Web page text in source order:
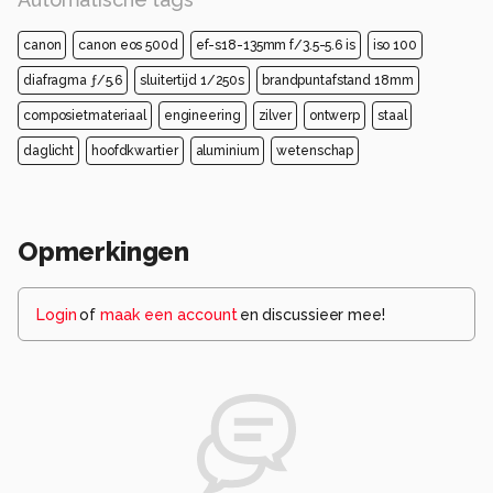
canon canon eos 500d ef-s18-135mm f/3.5-5.6 is iso 100
diafragma ƒ/5.6 sluitertijd 1/250s brandpuntafstand 18mm
composietmateriaal engineering zilver ontwerp staal
daglicht hoofdkwartier aluminium wetenschap
Opmerkingen
Loginof maak een account en discussieer mee!